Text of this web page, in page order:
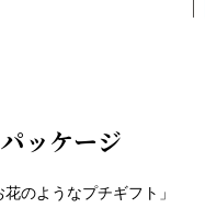
ッケージ
花のようなプチギフト」